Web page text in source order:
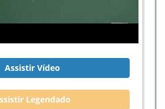
Assistir Vídeo
Legendado